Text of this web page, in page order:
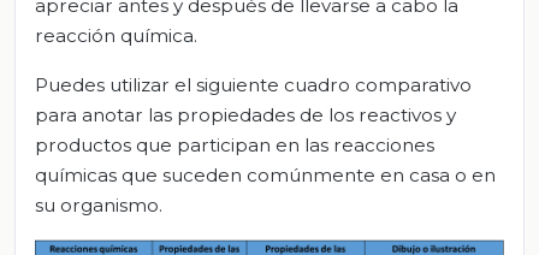
apreciar antes y después de llevarse a cabo la
reacción química.
Puedes utilizar el siguiente cuadro comparativo
para anotar las propiedades de los reactivos y
productos que participan en las reacciones
químicas que suceden comúnmente en casa o en
su organismo.